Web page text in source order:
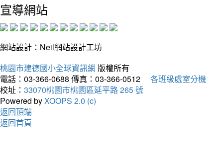
宣導網站
網站設計：Neil網站設計工坊
桃園市建德國小全球資訊網 版權所有
電話：03-366-0688 傳真：03-366-0512
各班級處室分機
校址： 33070桃園市桃園區延平路 265 號
Powered byXOOPS 2.0 (c)
返回頂端
返回首頁